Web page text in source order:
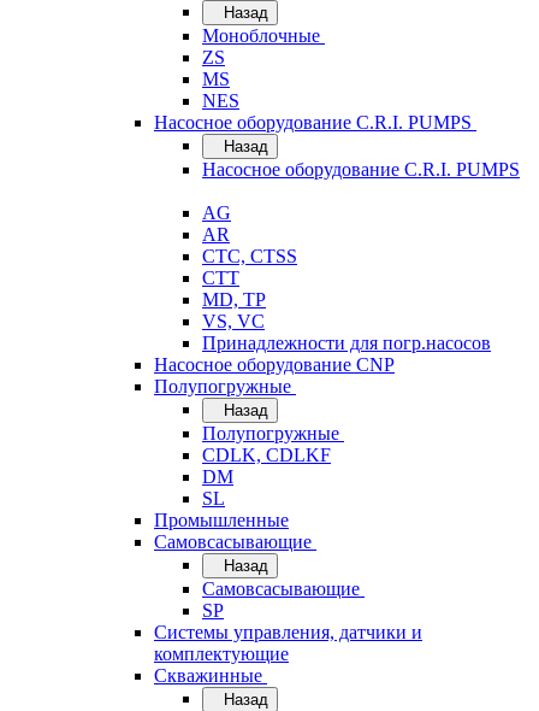
Назад
Моноблочные
ZS
MS
NES
Насосное оборудование C.R.I. PUMPS
Назад
Насосное оборудование C.R.I. PUMPS
AG
AR
CTC, CTSS
CTT
MD, TP
VS, VC
Принадлежности для погр.насосов
Насосное оборудование CNP
Полупогружные
Назад
Полупогружные
CDLK, CDLKF
DM
SL
Промышленные
Самовсасывающие
Назад
Самовсасывающие
SP
Системы управления, датчики и
комплектующие
Скважинные
Назад